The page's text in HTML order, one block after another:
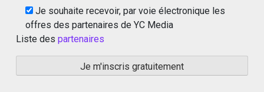
Je souhaite recevoir, par voie électronique les
offres des partenaires de YC Media
Liste des partenaires